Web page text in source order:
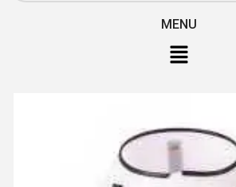
MENU